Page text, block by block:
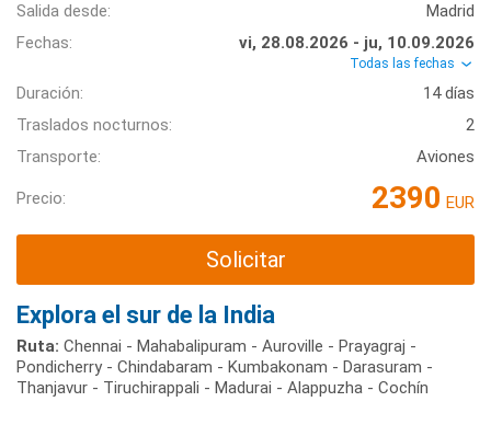
Salida desde:
Madrid
Fechas:
vi, 28.08.2026 - ju, 10.09.2026
Todas las fechas
Duración:
14 días
Traslados nocturnos:
2
Transporte:
Aviones
Precio: 2390 EUR
Solicitar
Explora el sur de la India
Ruta: Chennai - Mahabalipuram - Auroville - Prayagraj -
Pondicherry - Chindabaram - Kumbakonam - Darasuram -
Thanjavur - Tiruchirappali - Madurai - Alappuzha - Cochín